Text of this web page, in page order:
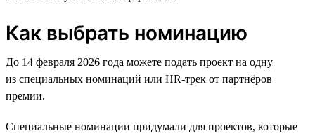
Как выбрать номинацию
До 14 февраля 2026 года можете подать проект на одну
из специальных номинаций или HR-трек от партнёров
премии.
Специальные номинации придумали для проектов, которые